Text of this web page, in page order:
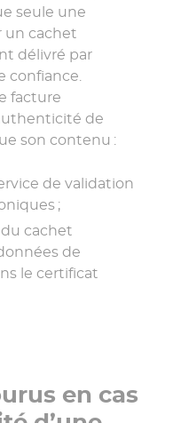
seule une
un cachet
délivré par
confiance.
facture
de
son contenu :
de validation
;
cachet
de
le certificat
en cas